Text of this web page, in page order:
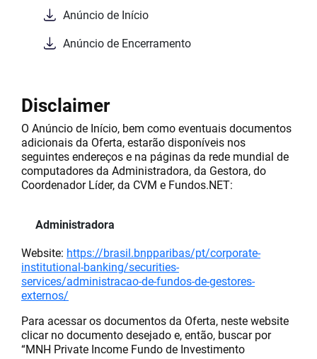
Anúncio de Início
Anúncio de Encerramento
Disclaimer
O Anúncio de Início, bem como eventuais documentos
adicionais da Oferta, estarão disponíveis nos
seguintes endereços e na páginas da rede mundial de
computadores da Administradora, da Gestora, do
Coordenador Líder, da CVM e Fundos.NET:
Administradora
Website: https://brasil.bnpparibas/pt/corporate-
institutional-banking/securities-
services/administracao-de-fundos-de-gestores-
externos/
Para acessar os documentos da Oferta, neste website
clicar no documento desejado e, então, buscar por
“MNH Private Income Fundo de Investimento